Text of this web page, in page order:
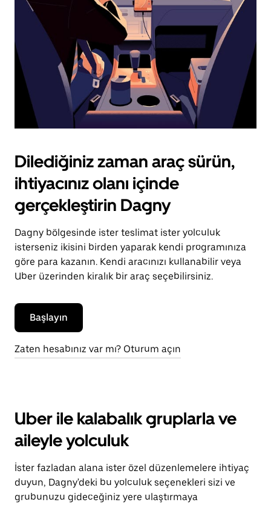
tuşuna
basın.
Dilediğiniz zaman araç sürün,
ihtiyacınız olanı içinde
gerçekleştirin Dagny
Dagny bölgesinde ister teslimat ister yolculuk
isterseniz ikisini birden yaparak kendi programınıza
göre para kazanın. Kendi aracınızı kullanabilir veya
Uber üzerinden kiralık bir araç seçebilirsiniz.
Başlayın
Zaten hesabınız var mı? Oturum açın
Uber ile kalabalık gruplarla ve
aileyle yolculuk
İster fazladan alana ister özel düzenlemelere ihtiyaç
duyun, Dagny'deki bu yolculuk seçenekleri sizi ve
grubunuzu gideceğiniz yere ulaştırmaya